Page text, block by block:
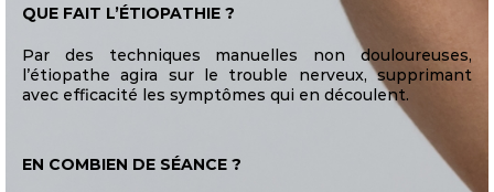
QUE FAIT L’ÉTIOPATHIE ?
Par des techniques manuelles non douloureuses,
l’étiopathe agira sur le trouble nerveux, supprimant
avec efficacité les symptômes qui en découlent.
EN COMBIEN DE SÉANCE ?